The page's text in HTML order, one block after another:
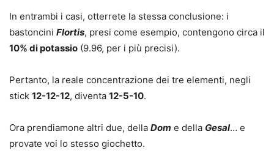
In entrambi i casi, otterrete la stessa conclusione: i
bastoncini Flortis, presi come esempio, contengono circa il
10% di potassio (9.96, per i più precisi).
Pertanto, la reale concentrazione dei tre elementi, negli
stick 12-12-12, diventa 12-5-10.
Ora prendiamone altri due, della Dom e della Gesal… e
provate voi lo stesso giochetto.